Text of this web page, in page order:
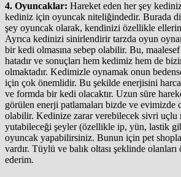
4. Oyuncaklar: Hareket eden her şey
kediniz için oyuncak niteliğindedir. Burada
şey oyuncak olarak, kendinizi özellikle
Ayrıca kedinizi sinirlendirir tarzda oyun
bir kedi olmasına sebep olabilir. Bu, maalesef
hatadır ve sonuçları hem kedimiz hem de
olmaktadır. Kedimizle oynamak onun
için çok önemlidir. Bu şekilde enerjisini
ve formda bir kedi olacaktır. Uzun süre
görülen enerji patlamaları bizde ve evimizde
olabilir. Kedinize zarar verebilecek sivri uçlu
yutabileceği şeyler (özellikle ip, yün, lastik
oyuncak yapabilirsiniz. Bunun için pet
vardır. Tüylü ve balık oltası şeklinde
ederim.